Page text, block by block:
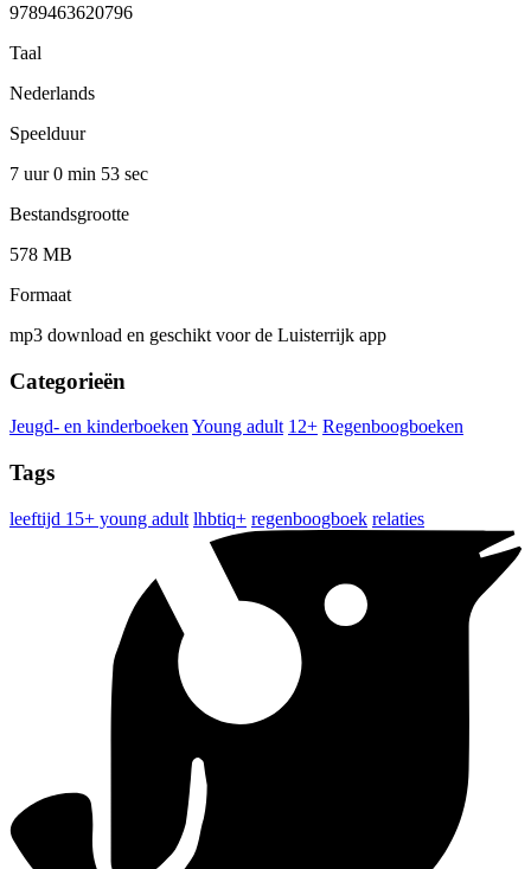
9789463620796
Taal
Nederlands
Speelduur
7 uur 0 min 53 sec
Bestandsgrootte
578 MB
Formaat
mp3 download en geschikt voor de Luisterrijk app
Categorieën
Jeugd- en kinderboeken Young adult 12+ Regenboogboeken
Tags
leeftijd 15+ young adult lhbtiq+ regenboogboek relaties